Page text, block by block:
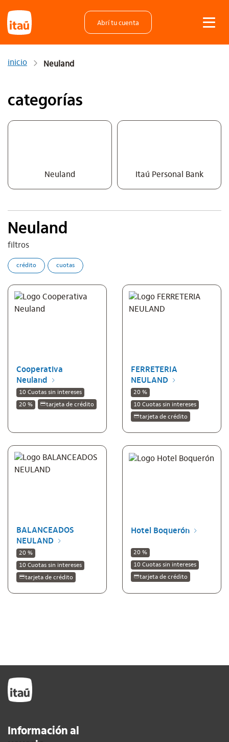
Abrí tu cuenta
inicio Neuland
categorías
Neuland Itaú Personal Bank
Neuland
filtros
crédito cuotas
Cooperativa
Neuland
10 Cuotas sin intereses
20 %
tarjeta de crédito
FERRETERIA
NEULAND
20 %
10 Cuotas sin intereses
tarjeta de crédito
BALANCEADOS
NEULAND
20 %
10 Cuotas sin intereses
tarjeta de crédito
Hotel Boquerón
20 %
10 Cuotas sin intereses
tarjeta de crédito
Información al